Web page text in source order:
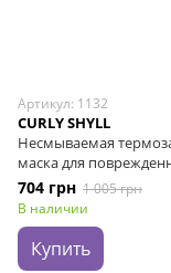
Артикул: 1132
CURLY SHYLL
Несмываемая
маска для
волос CURLYSHYLL
Mask, 100 мл
704 грн 1 005 грн
В наличии
Купить